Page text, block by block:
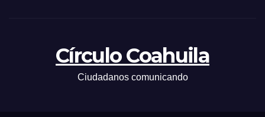
Círculo Coahuila
Ciudadanos comunicando